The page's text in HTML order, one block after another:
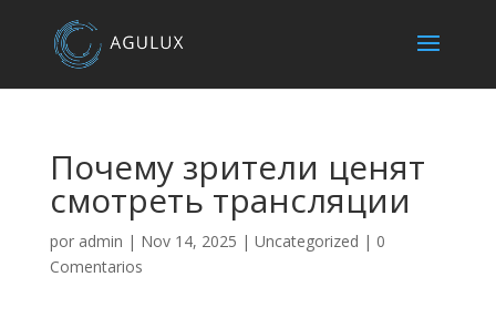
Почему зрители ценят
смотреть трансляции
por admin | Nov 14, 2025 | Uncategorized | 0
Comentarios